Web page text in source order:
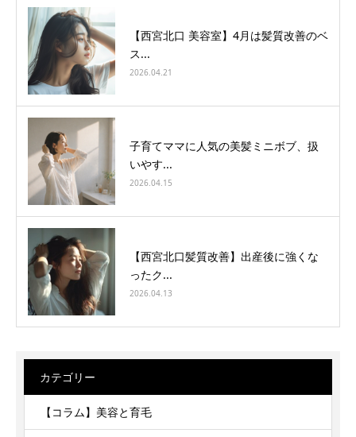
【西宮北口 美容室】4月は髪質改善のベ
ス...
2026.04.21
子育てママに人気の美髪ミニボブ、扱
いやす...
2026.04.15
【西宮北口髪質改善】出産後に強くな
ったク...
2026.04.13
カテゴリー
【コラム】美容と育毛